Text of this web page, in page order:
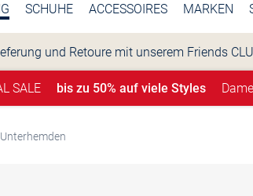
SCHUHE ACCESSOIRES MARKEN
und Retoure mit unserem Friends
SALE bis zu 50% auf viele Styles
Unterhemden